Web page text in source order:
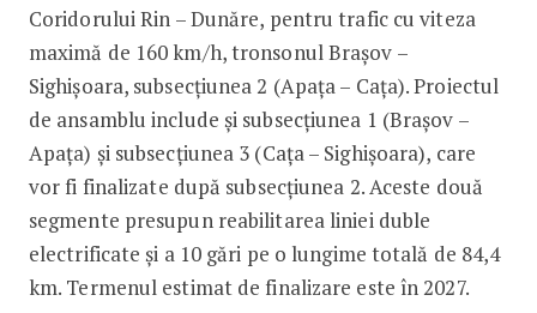
Coridorului Rin – Dunăre, pentru trafic cu viteza
maximă de 160 km/h, tronsonul Brașov –
Sighișoara, subsecțiunea 2 (Apața – Cața). Proiectul
de ansamblu include și subsecțiunea 1 (Brașov –
Apața) și subsecțiunea 3 (Cața – Sighișoara), care
vor fi finalizate după subsecțiunea 2. Aceste două
segmente presupun reabilitarea liniei duble
electrificate și a 10 gări pe o lungime totală de 84,4
km. Termenul estimat de finalizare este în 2027.